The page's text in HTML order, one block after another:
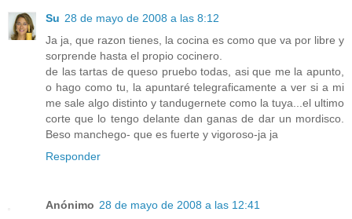
Su 28 de mayo de 2008 a las 8:12
Ja ja, que razon tienes, la cocina es como que va por libre y
sorprende hasta el propio cocinero.
de las tartas de queso pruebo todas, asi que me la apunto,
o hago como tu, la apuntaré telegraficamente a ver si a mi
me sale algo distinto y tandugernete como la tuya...el ultimo
corte que lo tengo delante dan ganas de dar un mordisco.
Beso manchego- que es fuerte y vigoroso-ja ja
Responder
Anónimo 28 de mayo de 2008 a las 12:41